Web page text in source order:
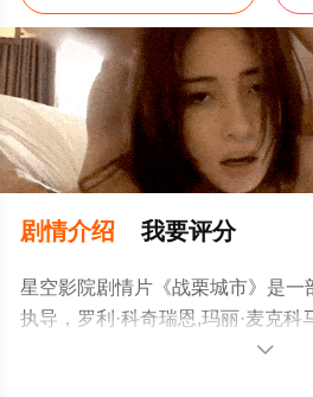
剧情介绍 我要评分
星空影院剧情片《战栗城市》是一
执导，罗利·科奇瑞恩,玛丽·麦克科
马科斯·卡锡,Phillip·Gramm,金伯利
